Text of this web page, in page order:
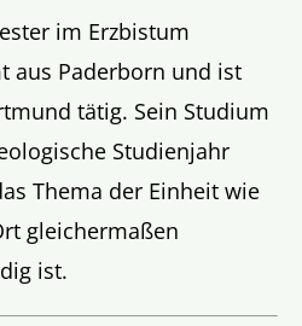
im Erzbistum
aus Paderborn und ist
tätig. Sein Studium
Studienjahr
Thema der Einheit wie
gleichermaßen
ist.